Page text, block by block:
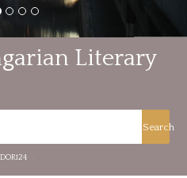
Literary
Search
DOR124